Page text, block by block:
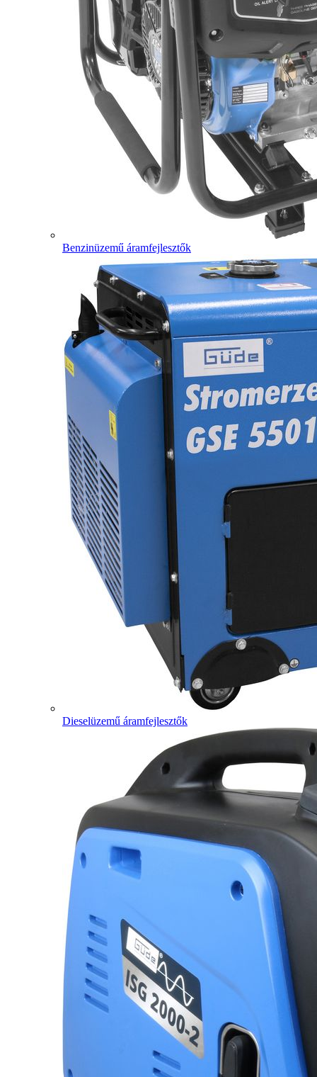
Benzinüzemű áramfejlesztők
Dieselüzemű áramfejlesztők